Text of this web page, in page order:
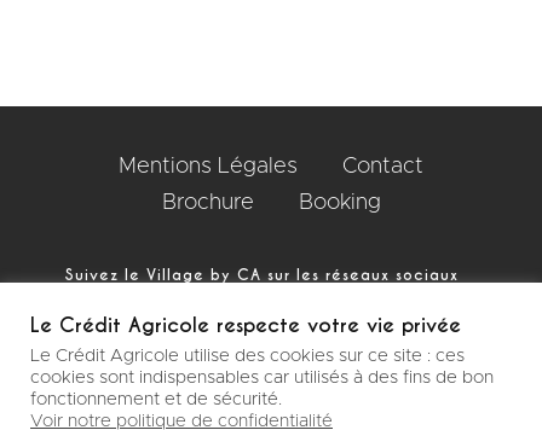
Mentions Légales
Contact
Brochure
Booking
Suivez le Village by CA sur les réseaux sociaux
Copyright © 2026Le Village by CA CMDS
Le Crédit Agricole respecte votre vie privée
Le Crédit Agricole utilise des cookies sur ce site : ces
cookies sont indispensables car utilisés à des fins de bon
fonctionnement et de sécurité.
Voir notre politique de confidentialité